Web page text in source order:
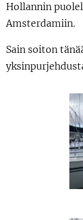
Hollannin
Amsterdamiin.
Sain soiton